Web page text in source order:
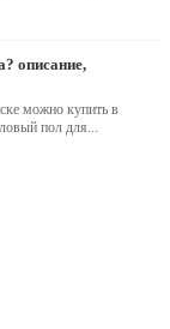
можно купить в
пол для...